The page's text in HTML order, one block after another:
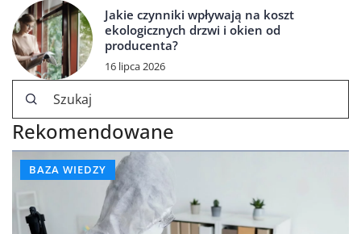
Jakie czynniki wpływają na koszt
ekologicznych drzwi i okien od
producenta?
16 lipca 2026
Rekomendowane
BAZA WIEDZY